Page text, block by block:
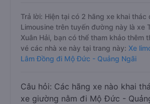
Trả lời: Hiện tại có 2 hãng xe khai thác
Limousine trên tuyến đường này là xe
Xuân Hải, bạn có thể tham khảo thêm
vé các nhà xe này tại trang này: Xe
Lâm Đồng đi Mộ Đức - Quảng Ngãi
Câu hỏi: Các hãng xe nào khai
xe giường nằm đi Mộ Đức -